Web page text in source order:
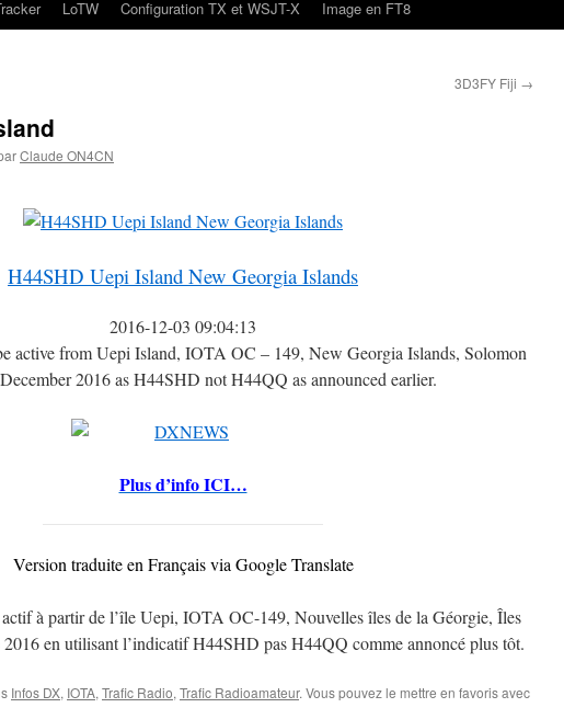
LoTW Configuration TX et WSJT-X Image en FT8
3D3FY Fiji →
Claude ON4CN
H44SHD Uepi Island New Georgia Islands
2016-12-03 09:04:13
active from Uepi Island, IOTA OC – 149, New Georgia Islands, Solomon
2016 as H44SHD not H44QQ as announced earlier.
Plus d’info ICI…
Version traduite en Français via Google Translate
à partir de l’île Uepi, IOTA OC-149, Nouvelles îles de la Géorgie, Îles
en utilisant l’indicatif H44SHD pas H44QQ comme annoncé plus tôt.
Infos DX, IOTA, Trafic Radio, Trafic Radioamateur. Vous pouvez le mettre en favoris avec